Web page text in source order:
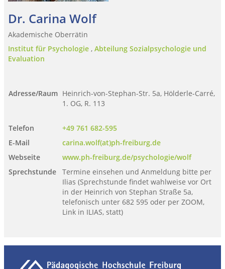
Dr. Carina Wolf
Akademische Oberrätin
Institut für Psychologie , Abteilung Sozialpsychologie und
Evaluation
Adresse/Raum Heinrich-von-Stephan-Str. 5a, Hölderle-Carré,
1. OG, R. 113
Telefon
+49 761 682-595
E-Mail
carina.wolf(at)ph-freiburg.de
Webseite
www.ph-freiburg.de/psychologie/wolf
Sprechstunde
Termine einsehen und Anmeldung bitte per
Ilias (Sprechstunde findet wahlweise vor Ort
in der Heinrich von Stephan Straße 5a,
telefonisch unter 682 595 oder per ZOOM,
Link in ILIAS, statt)